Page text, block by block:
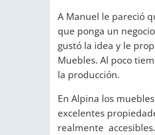
A Manuel le pareció
que ponga un
gustó la idea y le
Muebles. Al poco
la producción.
En Alpina los
excelentes
realmente